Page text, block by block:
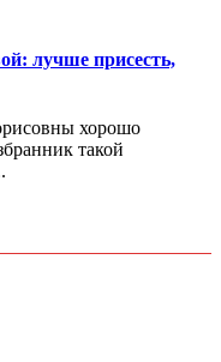
лучше присесть,
хорошо
такой